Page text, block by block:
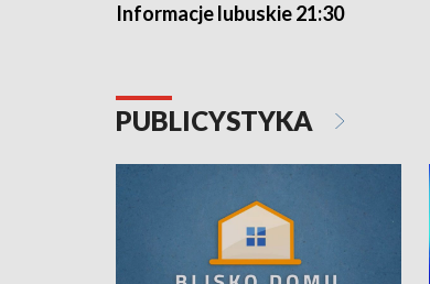
Informacje lubuskie 21:30
PUBLICYSTYKA